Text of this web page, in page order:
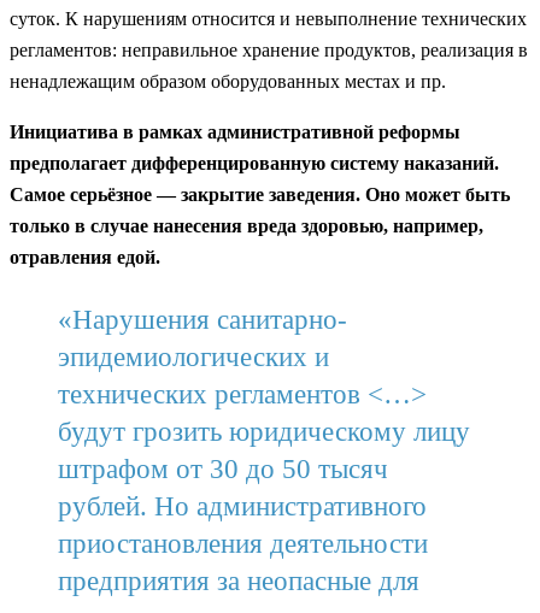
суток. К нарушениям относится и невыполнение технических
регламентов: неправильное хранение продуктов, реализация в
ненадлежащим образом оборудованных местах и пр.
Инициатива в рамках административной реформы
предполагает дифференцированную систему наказаний.
Самое серьёзное — закрытие заведения. Оно может быть
только в случае нанесения вреда здоровью, например,
отравления едой.
«Нарушения санитарно-
эпидемиологических и
технических регламентов <…>
будут грозить юридическому лицу
штрафом от 30 до 50 тысяч
рублей. Но административного
приостановления деятельности
предприятия за неопасные для